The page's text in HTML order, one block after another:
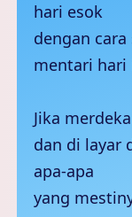
hari esok
dengan
mentari hari
Jika
dan di layar
apa-apa
yang